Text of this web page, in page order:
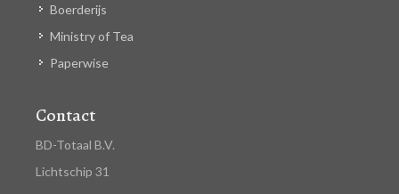
Boerderijs
Ministry of Tea
Paperwise
Contact
BD-Totaal B.V.
Lichtschip 31